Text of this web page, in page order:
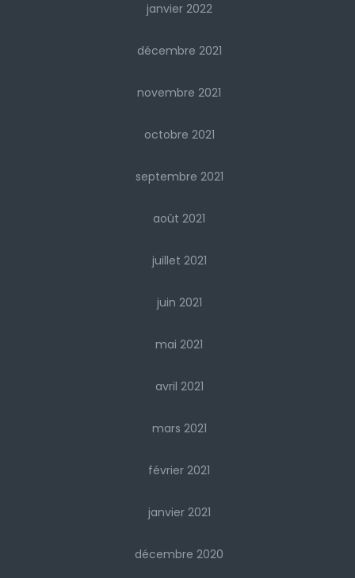
janvier 2022
décembre 2021
novembre 2021
octobre 2021
septembre 2021
août 2021
juillet 2021
juin 2021
mai 2021
avril 2021
mars 2021
février 2021
janvier 2021
décembre 2020